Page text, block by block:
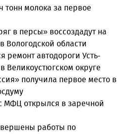
тонн молока за первое
в персы» воссоздадут на
Вологодской области
ремонт автодороги Усть-
Великоустюгском округе
получила первое место в
открылся в заречной
работы по